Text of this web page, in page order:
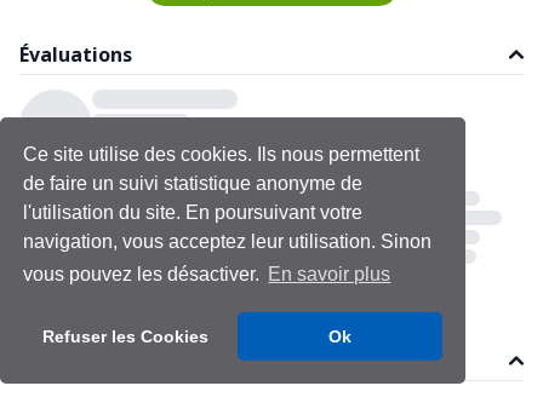
Ce site utilise des cookies. Ils nous permettent
de faire un suivi statistique anonyme de
l'utilisation du site. En poursuivant votre
navigation, vous acceptez leur utilisation. Sinon
vous pouvez les désactiver. En savoir plus
Refuser les Cookies Ok
Évaluations